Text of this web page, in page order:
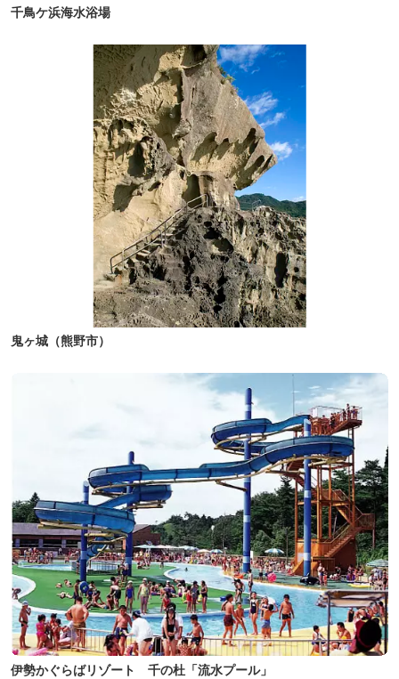
千鳥ケ浜海水浴場
鬼ヶ城（熊野市）
伊勢かぐらばリゾート 千の杜「流水プール」